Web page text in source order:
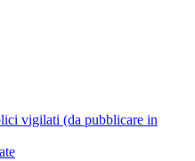
vigilati (da pubblicare in